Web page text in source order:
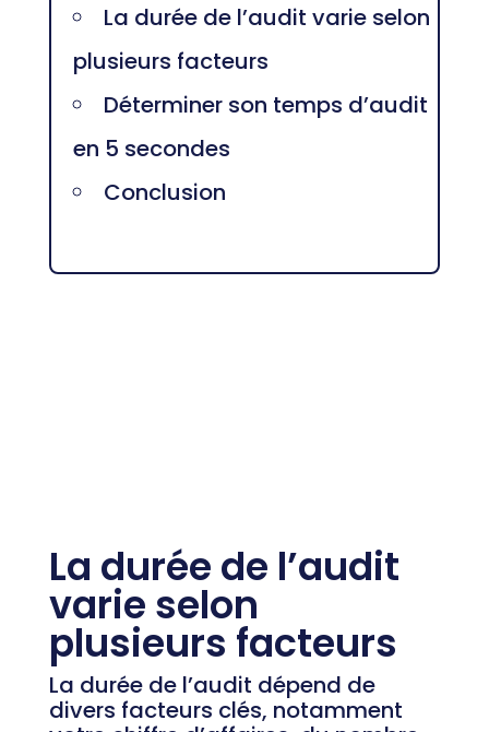
La durée de l’audit varie selon
plusieurs facteurs
Déterminer son temps d’audit
en 5 secondes
Conclusion
La durée de l’audit
varie selon
plusieurs facteurs
La durée de l’audit dépend de
divers facteurs clés, notamment